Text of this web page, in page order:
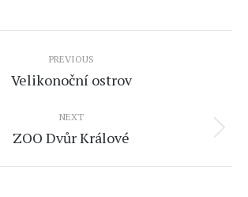
Facebook
PREVIOUS
Previous
Velikonoční ostrov
NEXT
Next
ZOO Dvůr Králové